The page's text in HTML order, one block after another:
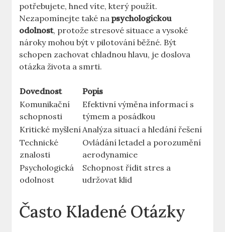
⁣potřebujete, hned víte, který použít.
⁤Nezapomínejte také ⁤napsychologickou
odolnost, protože⁣ stresové situace ⁣a vysoké
nároky⁣ mohou​ být v pilotování běžné. Být
‍schopen zachovat chladnou hlavu, je doslova
otázka života a ‍smrti.
Dovednost
Popis
Komunikační
schopnosti
Efektivní výměna informací s
týmem a posádkou
Kritické​ myšleníAnalýza situací a hledání řešení
Technické
‌znalosti
Ovládání​ letadel a​ porozumění
aerodynamice
Psychologická
odolnost
Schopnost řídit stres a
udržovat‌ klid
Často Kladené Otázky